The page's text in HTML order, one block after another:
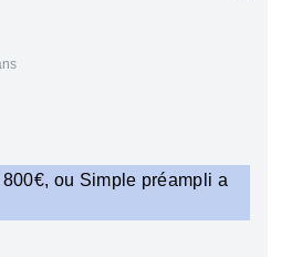
ou Simple préampli a